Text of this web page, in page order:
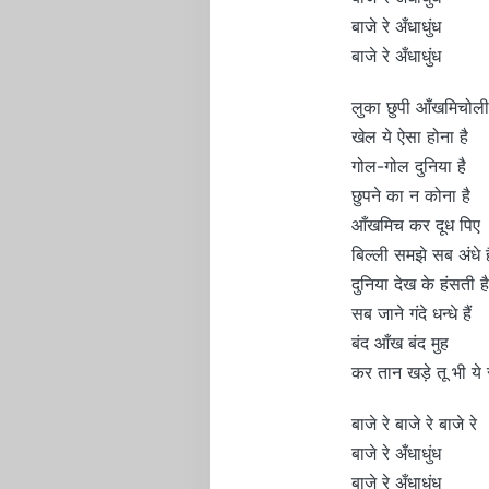
बाजे रे अँधाधुंध
बाजे रे अँधाधुंध
लुका छुपी आँखमिचोली
खेल ये ऐसा होना है
गोल-गोल दुनिया है
छुपने का न कोना है
आँखमिच कर दूध पिए
बिल्ली समझे सब अंधे
दुनिया देख के हंसती है
सब जाने गंदे धन्धे हैं
बंद आँख बंद मुह
कर तान खड़े तू भी ये
बाजे रे बाजे रे बाजे रे
बाजे रे अँधाधुंध
बाजे रे अँधाधुंध